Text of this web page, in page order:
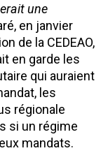
une
en janvier
de la CEDEAO,
en garde les
qui auraient
les
régionale
si un régime
mandats.